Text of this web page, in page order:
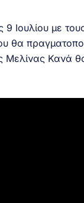
Ιουλίου με
θα
Μελίνας Κανά